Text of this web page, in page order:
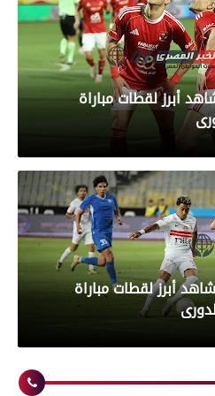
أبرز لقطات مباراة
أبرز لقطات مباراة